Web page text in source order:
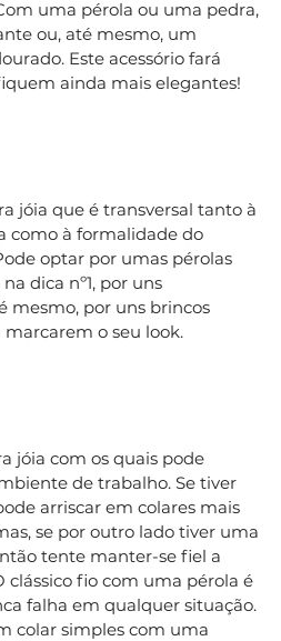
uma pérola ou uma pedra,
ou, até mesmo, um
Este acessório fará
ainda mais elegantes!
jóia que é transversal tanto à
como à formalidade do
optar por umas pérolas
dica nº1, por uns
mesmo, por uns brincos
o seu look.
jóia com os quais pode
de trabalho. Se tiver
arriscar em colares mais
se por outro lado tiver uma
tente manter-se fiel a
clássico fio com uma pérola é
falha em qualquer situação.
colar simples com uma